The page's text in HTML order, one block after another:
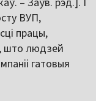
ВУП,
працы,
што людзей
гатовыя